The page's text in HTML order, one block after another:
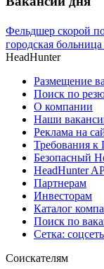
Фельдшер скорой
городская
HeadHunter
Размещение
Поиск по
О компании
Наши
Реклама на
Требования
Безопасный
HeadHunter
Партнерам
Инвесторам
Каталог
Поиск по
Сетка:
Соискателям